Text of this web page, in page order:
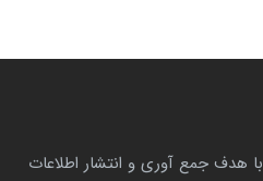
مرجع حقوقی ایران از سال 1394 با هدف جمع آوری و انتشار اطلاعات